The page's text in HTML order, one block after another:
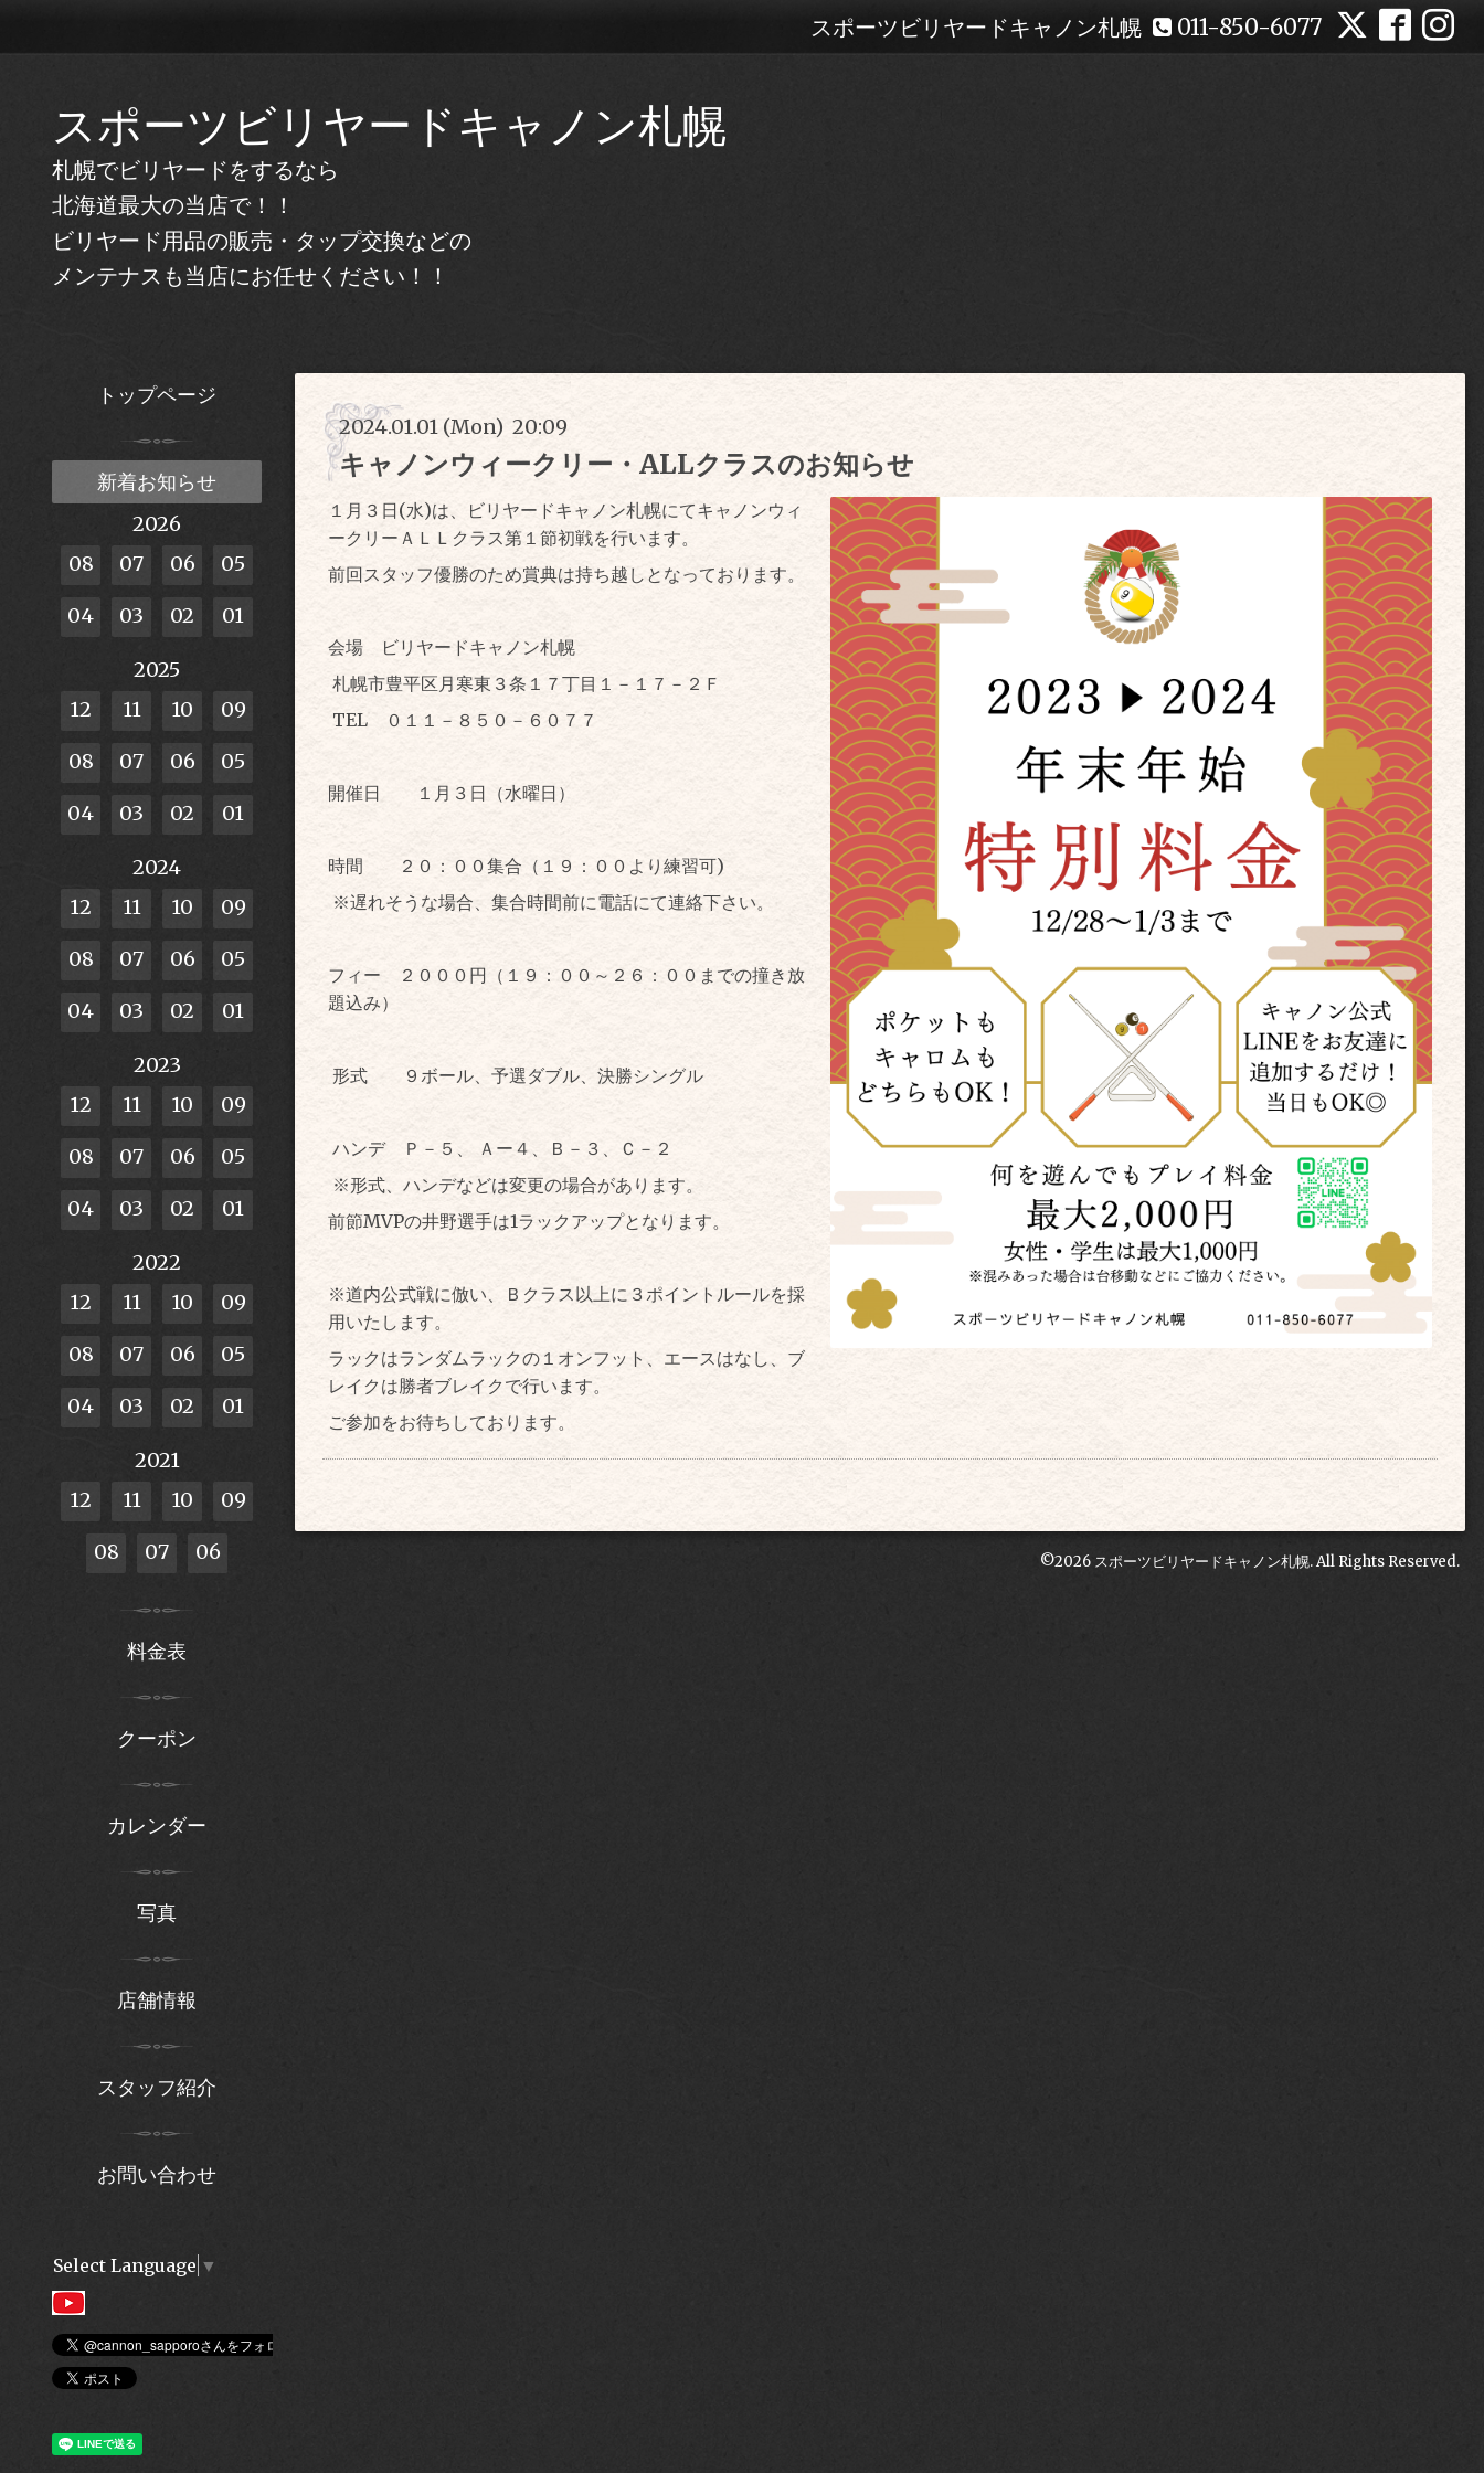
011-850-6077
スポーツビリヤードキャノン札幌
スポーツビリヤードキャノン札幌
札幌でビリヤードをするなら
北海道最大の当店で！！
ビリヤード用品の販売・タップ交換などの
メンテナスも当店にお任せください！！
2024.01.01 (Mon) 20:09
キャノンウィークリー・ALLクラスのお知らせ
１月３日(水)は、ビリヤードキャノン札幌にてキャノンウィ
ークリーＡＬＬクラス第１節初戦を行います。
前回スタッフ優勝のため賞典は持ち越しとなっております。
会場 ビリヤードキャノン札幌
札幌市豊平区月寒東３条１７丁目１－１７－２Ｆ
TEL ０１１－８５０－６０７７
開催日 １月３日（水曜日）
時間 ２０：００集合（１９：００より練習可)
※遅れそうな場合、集合時間前に電話にて連絡下さい。
フィー ２０００円（１９：００～２６：００までの撞き放
題込み）
形式 ９ボール、予選ダブル、決勝シングル
ハンデ Ｐ－５、 Ａー４、Ｂ－３、Ｃ－２
※形式、ハンデなどは変更の場合があります。
前節MVPの井野選手は1ラックアップとなります。
※道内公式戦に倣い、Ｂクラス以上に３ポイントルールを採
用いたします。
ラックはランダムラックの１オンフット、エースはなし、ブ
レイクは勝者ブレイクで行います。
ご参加をお待ちしております。
©2026 スポーツビリヤードキャノン札幌. All Rights Reserved.
トップページ
新着お知らせ
2026
08
07 06 05
04 03 02 01
2025
12
11 10 09
08 07 06 05
04 03 02 01
2024
12
11 10 09
08 07 06 05
04 03 02 01
2023
12
11 10 09
08 07 06 05
04 03 02 01
2022
12
11 10 09
08 07 06 05
04 03 02 01
2021
12
11 10 09
08 07 06
料金表
クーポン
カレンダー
写真
店舗情報
スタッフ紹介
お問い合わせ
Select Language ▼